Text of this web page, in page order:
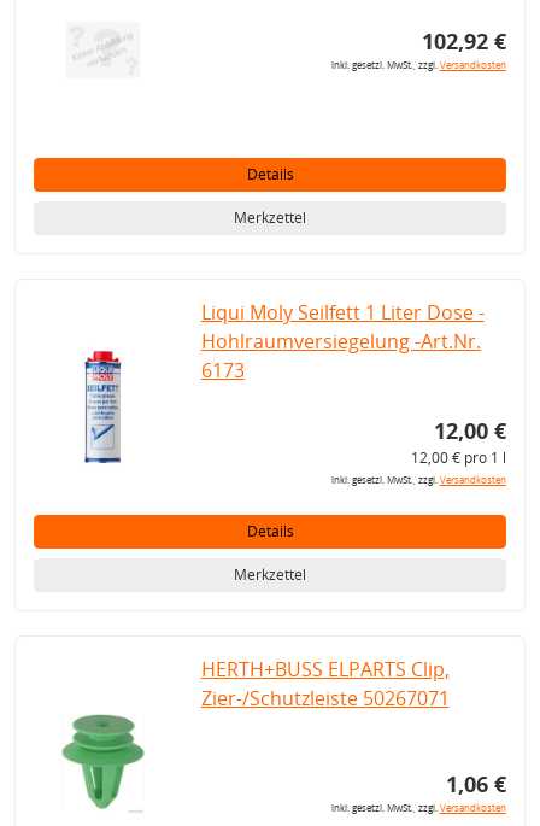
102,92 €
inkl. gesetzl. MwSt., zzgl.Versandkosten
Details
Merkzettel
Liqui Moly Seilfett 1 Liter Dose -
Hohlraumversiegelung -Art.Nr.
6173
12,00 €
12,00 € pro 1 l
inkl. gesetzl. MwSt., zzgl.Versandkosten
Details
Merkzettel
HERTH+BUSS ELPARTS Clip,
Zier-/Schutzleiste 50267071
1,06 €
inkl. gesetzl. MwSt., zzgl.Versandkosten